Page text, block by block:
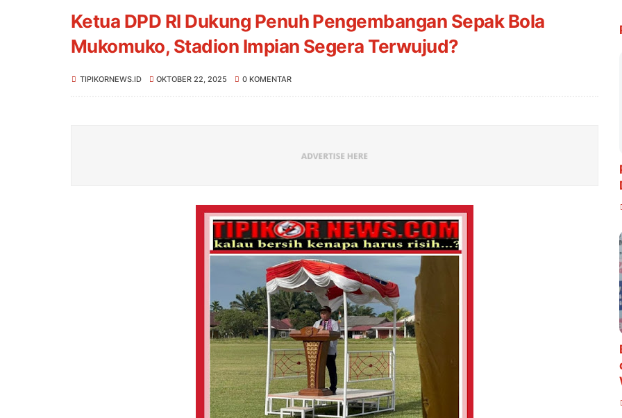
Ketua DPD RI Dukung Penuh Pengembangan Sepak Bola
Mukomuko, Stadion Impian Segera Terwujud?
TIPIKORNEWS.ID OKTOBER 22, 2025 0 KOMENTAR